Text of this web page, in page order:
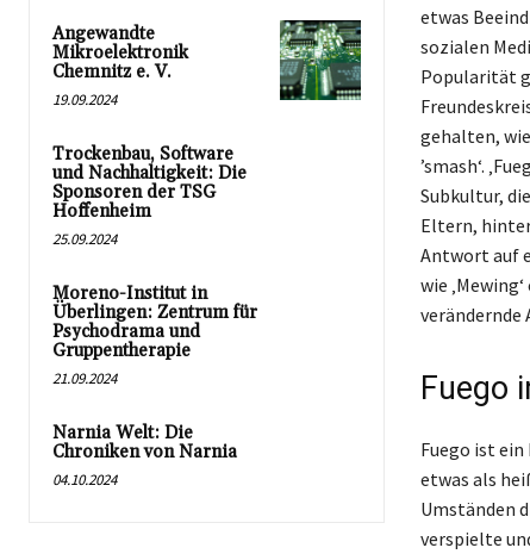
Angewandte
Mikroelektronik
Chemnitz e. V.
19.09.2024
Trockenbau, Software
und Nachhaltigkeit: Die
Sponsoren der TSG
Hoffenheim
25.09.2024
Moreno-Institut in
Überlingen: Zentrum für
Psychodrama und
Gruppentherapie
21.09.2024
Narnia Welt: Die
Chroniken von Narnia
04.10.2024
etwas
sozialen
Popularität
gehalten,
’smash‘.
Subkultur,
Eltern,
Antwort auf
wie
verändernde
Fuego
Fuego ist
etwas als
Umständen
verspielte